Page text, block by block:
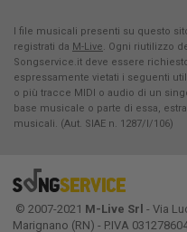
I file musicali presenti su questo
registrati da M-Live. Ogni riutilizzo
Songservice.it deve essere
espressamente vietati i seguenti
o più tracce MIDI o audio di un
base musicale o parte di essa,
musicali. (Aut. SIAE n. 1287/I/106)
© 2007-2021 M-Live Srl - Via
Marignano (RN) - P.IVA